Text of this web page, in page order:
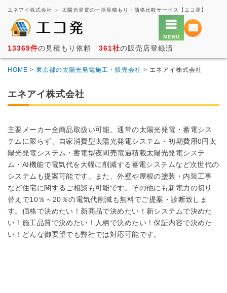
エネアイ株式会社 － 太陽光発電の一括見積もり・価格比較サービス【エコ発】
13369件の見積もり依頼 361社の販売店登録済
HOME > 東京都の太陽光発電施工・販売会社 > エネアイ株式会社
エネアイ株式会社
主要メーカー全商品取扱い可能。通常の太陽光発電・蓄電シス
テムに限らず、自家消費型太陽光発電システム・初期費用0円太
陽光発電システム・蓄電型夜間売電過積載太陽光発電システ
ム・AI機能で電気代を大幅に削減する蓄電システムなど次世代の
システムも提案可能です。また、外壁や屋根の塗装・内装工事
など住宅に関するご相談も可能です。その他にも新電力の切り
替えで10％～20％の電気代削減も無料でご提案・診断致しま
す。価格で決めたい！新商品で決めたい！新システムで決めた
い！施工品質で決めたい！人柄で決めたい！保証内容で決めた
い！どんな御要望でも弊社では対応可能です。